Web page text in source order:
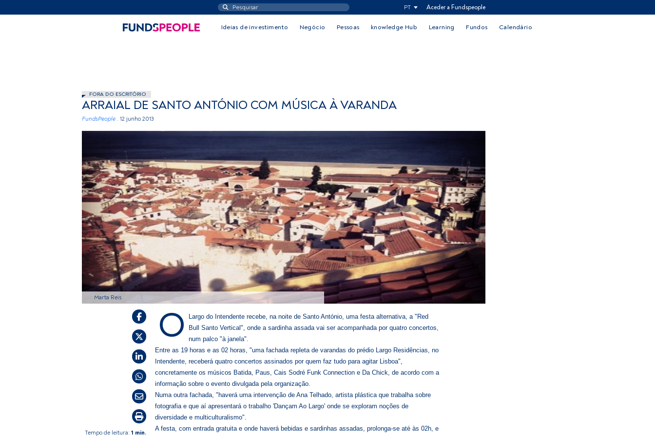
PT Aceder a Fundspeople
Ideias de investimento Negócio Pessoas knowledge Hub Learning Fundos Calendário
FORA DO ESCRITÓRIO
ARRAIAL DE SANTO ANTÓNIO COM MÚSICA À VARANDA
FundsPeople . 12 junho 2013
Marta Reis
Tempo de leitura: 1 min.
O
Largo do Intendente recebe, na noite de Santo António, uma festa alternativa, a "Red
Bull Santo Vertical", onde a sardinha assada vai ser acompanhada por quatro concertos,
num palco "à janela".
Entre as 19 horas e as 02 horas, "uma fachada repleta de varandas do prédio Largo Residências, no
Intendente, receberá quatro concertos assinados por quem faz tudo para agitar Lisboa",
concretamente os músicos Batida, Paus, Cais Sodré Funk Connection e Da Chick, de acordo com a
informação sobre o evento divulgada pela organização.
Numa outra fachada, "haverá uma intervenção de Ana Telhado, artista plástica que trabalha sobre
fotografia e que aí apresentará o trabalho 'Dançam Ao Largo' onde se exploram noções de
diversidade e multiculturalismo".
A festa, com entrada gratuita e onde haverá bebidas e sardinhas assadas, prolonga-se até às 02h, e